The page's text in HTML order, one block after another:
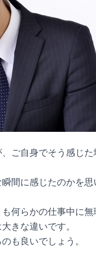
ご自身でそう感じ
間に感じたのかを
何らかの仕事中に
きな違いです。
も良いでしょう。